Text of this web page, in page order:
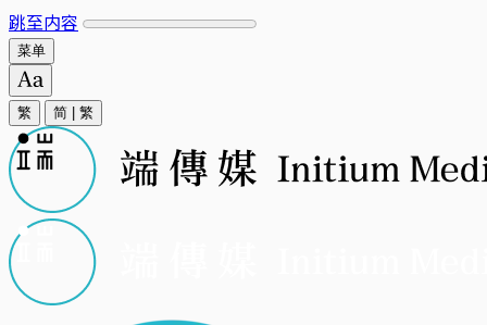
跳至内容
菜单
繁 简 繁